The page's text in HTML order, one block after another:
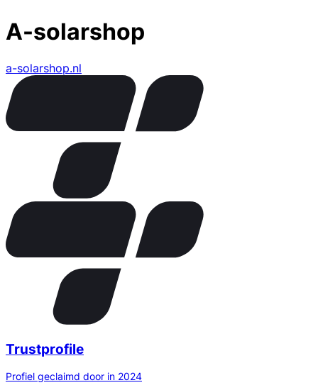
A-solarshop
a-solarshop.nl
Trustprofile
Profiel geclaimd door in 2024